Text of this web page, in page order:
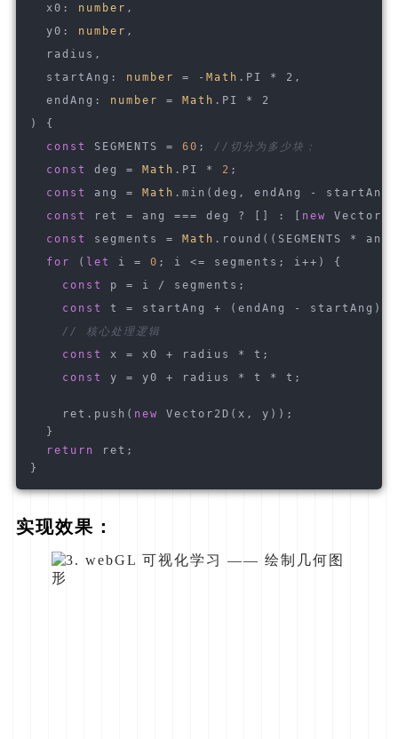
x0: number ,
y0: number ,
radius,
startAng: number = - Math .PI * 2,
endAng: number = Math .PI * 2
) {
const
SEGMENTS = 60 ; //切分为多少块；
const
deg = Math .PI * 2 ;
const
ang = Math .min(deg, endAng -
const
ret = ang === deg ? [] : [ new
const
segments = Math .round((SEGMENTS *
for
( let i = 0 ; i <= segments; i++) {
const
p = i / segments;
const
t = startAng + (endAng - startAng)
// 核心处理逻辑
const
x = x0 + radius * t;
const
y = y0 + radius * t * t;
ret.push( new
Vector2D(x, y));
}
return
ret;
}
实现效果：